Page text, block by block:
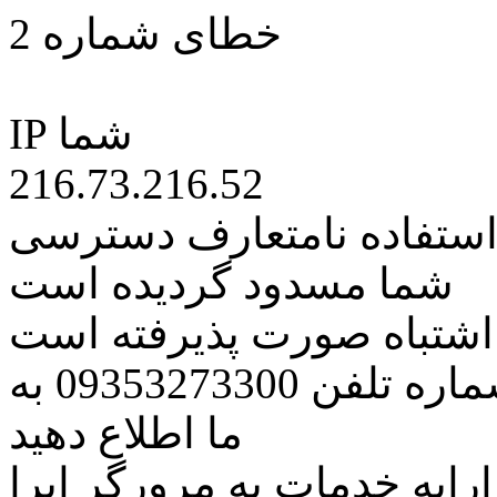
خطای شماره 2
IP شما
216.73.216.52
نامتعارف دسترسی
شما مسدود گردیده است
اشتباه صورت پذیرفته است
مراتب این مسئله را از طریق شماره تلفن 09353273300 به
ما اطلاع دهید
خدمات به مرورگر اپرا